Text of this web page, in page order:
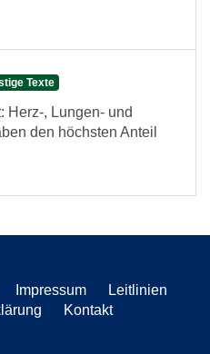
Texte
Herz-, Lungen- und
den höchsten Anteil
Impressum
Leitlinien
Kontakt